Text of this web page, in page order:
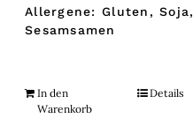
Allergene: Gluten, Soja,
Sesamsamen
In den
Warenkorb
Details